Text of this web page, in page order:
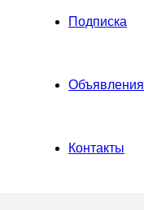
Подписка
Объявления
Контакты